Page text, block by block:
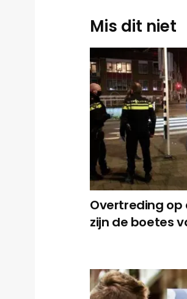
Mis dit niet
Overtreding op
zijn de boetes